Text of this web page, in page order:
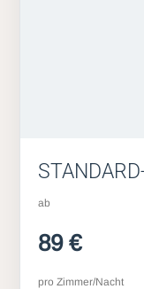
ab
89 €
pro Zimmer/Nacht